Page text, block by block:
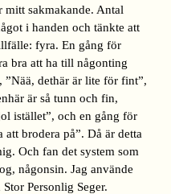
mitt sakmakande. Antal
i handen och tänkte att
fyra. En gång för
bra att ha till någonting
dethär är lite för fint”,
är så tunn och fin,
istället”, och en gång för
att brodera på”. Då är detta
Och fan det system som
någonsin. Jag använde
Personlig Seger.